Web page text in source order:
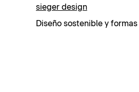
sieger design
Diseño sostenible y